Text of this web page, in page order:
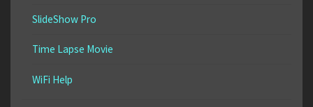
SlideShow Pro
Time Lapse Movie
WiFi Help